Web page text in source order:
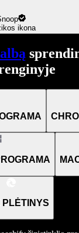
ikona
PLĖTINYS